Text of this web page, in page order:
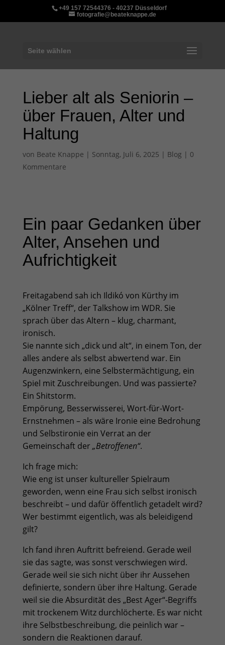
+49 157 72544376 - 40237 Düsseldorf
fotografie@beateknappe.de
Seite wählen
Lieber alt als Seniorin –
über Frauen, Alter und
Haltung
von Beate Knappe | Sonntag, Juli 6, 2025 | Blog | 0
Kommentare
Ein paar Gedanken über
Alter, Ansehen und
Aufrichtigkeit
Freitagabend sah ich Ildikó von Kürthy im
„Kölner Treff“, der Talkshow im WDR. Sie
sprach über das Altern – klug, charmant,
ironisch.
Sie nannte sich „dick und alt“, in einem Ton, der
alles andere als selbst abwertend war. Ein
Augenzwinkern, eine Selbstermächtigung, ein
Spiel mit Zuschreibungen. Und was passierte?
Ein Shitstorm.
Empörung, Besserwisserei, Wort-für-Wort-
Ernstnehmen – als wäre Ironie eine Bedrohung
und Selbstironie ein Verrat an der
Gemeinschaft der „Betroffenen“.
Ich frage mich:
Wie eng ist unser kultureller Spielraum
geworden, wenn eine Frau sich selbst ironisch
beschreibt – und dafür öffentlich getadelt wird?
Wer bestimmt eigentlich, was als beleidigend
gilt?
Ich fand ihren Auftritt befreiend. Gerade weil
sie das sagte, was sonst verschwiegen wird.
Gerade weil sie sich nicht über ihr Aussehen
definierte, sondern über ihre Haltung. Gerade
weil sie die Absurdität des „Best Ager“-Begriffs
mit trockenem Witz durchlöcherte. Es war nicht
ihre Selbstbeschreibung, die peinlich war –
sondern die Reaktionen darauf.